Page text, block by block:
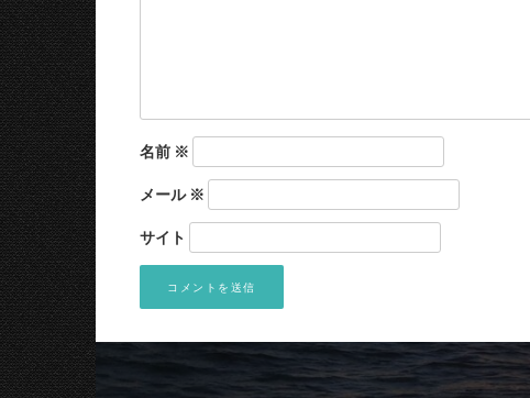
名前 ※
メール※
サイト